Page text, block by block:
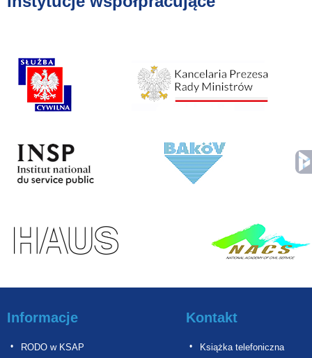
Informacje
RODO w KSAP
Kontakt
Książka telefoniczna